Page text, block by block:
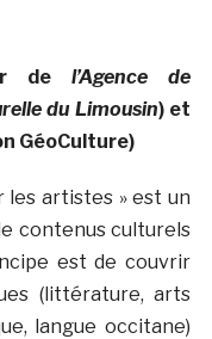
del’Agence de
du Limousin) et
GéoCulture)
les artistes » est un
contenus culturels
est de couvrir
(littérature, arts
langue occitane)